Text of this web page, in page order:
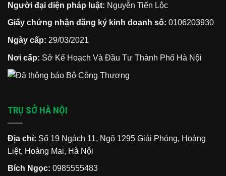
Người đại diện pháp luật: Nguyễn Tiến Lộc
Giấy chứng nhận đăng ký kinh doanh số: 0106203930
Ngày cấp: 29/03/2021
Nơi cấp: Sở Kế Hoạch Và Đầu Tư Thành Phố Hà Nội
TRỤ SỞ HÀ NỘI
Địa chỉ: Số 19 Ngách 11, Ngõ 1295 Giải Phóng, Hoàng
Liệt, Hoàng Mai, Hà Nội
Bích Ngọc: 0985555483